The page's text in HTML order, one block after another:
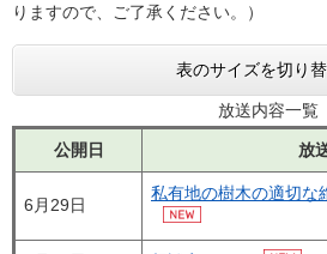
りますので、ご了承ください。）
表のサイズを切り
放送内容一覧
公開日 放
6月29日
私有地の樹木の適切な